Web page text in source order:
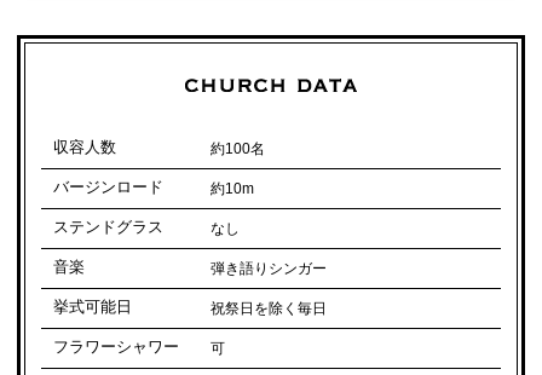
収容人数 約100名
バージンロード 約10m
ステンドグラス なし
音楽 弾き語りシンガー
挙式可能日 祝祭日を除く毎日
フラワーシャワー 可